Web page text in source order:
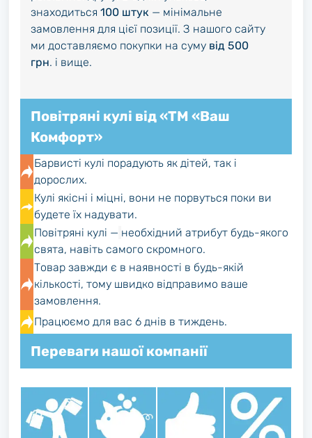
знаходиться 100 штук — мінімальне
замовлення для цієї позиції. З нашого сайту
ми доставляємо покупки на суму від 500
грн. і вище.
Повітряні кулі від «ТМ «Ваш
Комфорт»
Барвисті кулі порадують як дітей, так і
дорослих.
Кулі якісні і міцні, вони не порвуться поки ви
будете їх надувати.
Повітряні кулі — необхідний атрибут будь-якого
свята, навіть самого скромного.
Товар завжди є в наявності в будь-якій
кількості, тому швидко відправимо ваше
замовлення.
Працюємо для вас 6 днів в тиждень.
Переваги нашої компанії